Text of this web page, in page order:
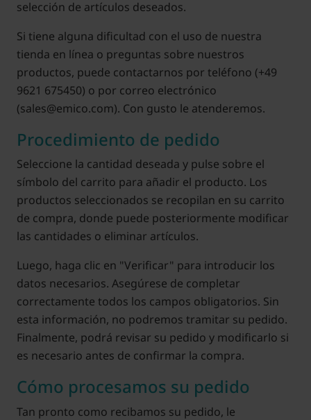
selección de artículos deseados.
Si tiene alguna dificultad con el uso de nuestra
tienda en línea o preguntas sobre nuestros
productos, puede contactarnos por teléfono (+49
9621 675450) o por correo electrónico
(sales@emico.com). Con gusto le atenderemos.
Procedimiento de pedido
Seleccione la cantidad deseada y pulse sobre el
símbolo del carrito para añadir el producto. Los
productos seleccionados se recopilan en su carrito
de compra, donde puede posteriormente modificar
las cantidades o eliminar artículos.
Luego, haga clic en "Verificar" para introducir los
datos necesarios. Asegúrese de completar
correctamente todos los campos obligatorios. Sin
esta información, no podremos tramitar su pedido.
Finalmente, podrá revisar su pedido y modificarlo si
es necesario antes de confirmar la compra.
Cómo procesamos su pedido
Tan pronto como recibamos su pedido, le